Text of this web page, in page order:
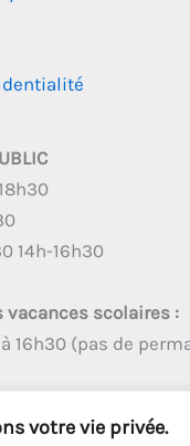
votre vie privée.
14h-16h30
vacances scolaires :
16h30 (pas de